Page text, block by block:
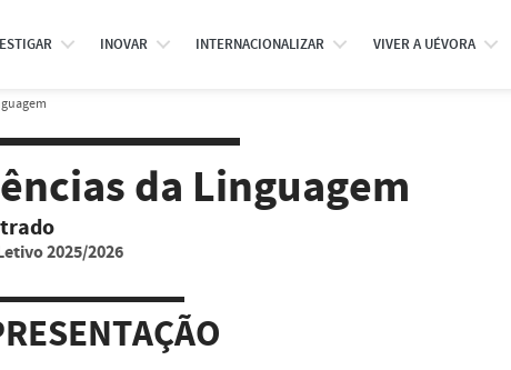
INOVAR INTERNACIONALIZAR VIVER A UÉVORA
da Linguagem
2025/2026